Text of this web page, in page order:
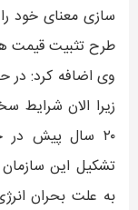
سازی معنای خود
طرح تثبیت قیمت
وی اضافه کرد: در
۲۰ سال پیش در
تشکیل این
به علت بحران